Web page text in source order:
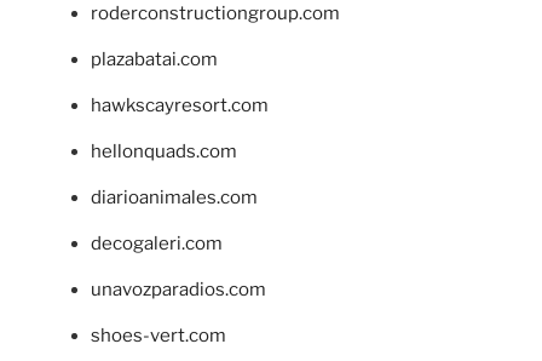
roderconstructiongroup.com
plazabatai.com
hawkscayresort.com
hellonquads.com
diarioanimales.com
decogaleri.com
unavozparadios.com
shoes-vert.com